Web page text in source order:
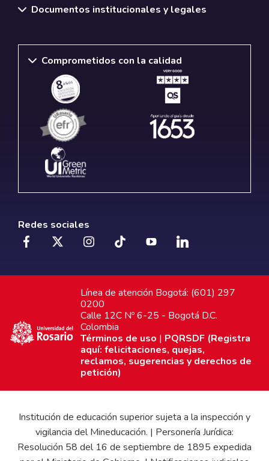
Documentos institucionales y legales
Comprometidos con la calidad
Redes sociales
Línea de atención Bogotá: (601) 297
0200
Calle 12C Nº 6-25 - Bogotá D.C.
Colombia
Términos de uso | PQRSDF (Registra
aquí: felicitaciones, quejas,
reclamos, sugerencias y derechos de
petición)
Institución de educación superior sujeta a la inspección y
vigilancia del Mineducación. | Personería Jurídica:
Resolución 58 del 16 de septiembre de 1895 expedida